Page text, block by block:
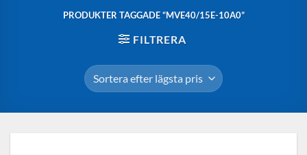
PRODUKTER TAGGADE “MVE40/15E-10A0”
FILTRERA